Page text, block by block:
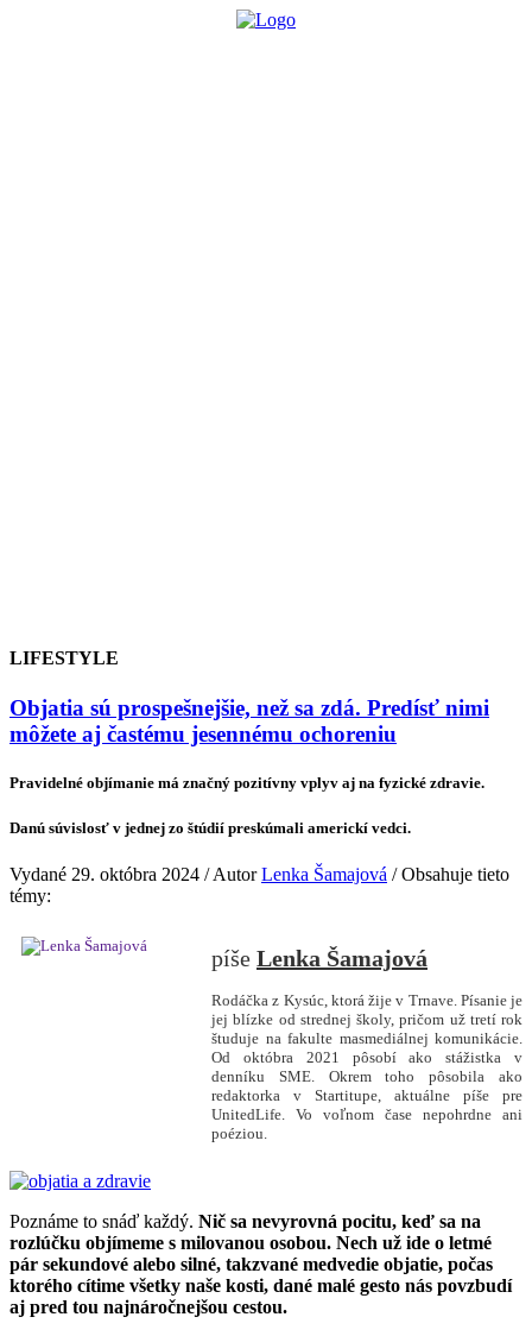
LIFESTYLE
Objatia sú prospešnejšie, než sa zdá. Predísť nimi
môžete aj častému jesennému ochoreniu
Pravidelné objímanie má značný pozitívny vplyv aj na fyzické zdravie.
Danú súvislosť v jednej zo štúdií preskúmali americkí vedci.
Vydané 29. októbra 2024 / AutorLenka Šamajová / Obsahuje tieto
témy:
Lenka Šamajová
Rodáčka z Kysúc, ktorá žije v Trnave. Písanie je
jej blízke od strednej školy, pričom už tretí rok
študuje na fakulte masmediálnej komunikácie.
Od októbra 2021 pôsobí ako stážistka v
denníku SME. Okrem toho pôsobila ako
redaktorka v Startitupe, aktuálne píše pre
UnitedLife. Vo voľnom čase nepohrdne ani
poéziou.
Poznáme to snáď každý. Nič sa nevyrovná pocitu, keď sa na
rozlúčku objímeme s milovanou osobou. Nech už ide o letmé
pár sekundové alebo silné, takzvané medvedie objatie, počas
ktorého cítime všetky naše kosti, dané malé gesto nás povzbudí
aj pred tou najnáročnejšou cestou.